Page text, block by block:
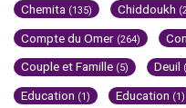
Chemita (135) Chiddoukh
Compte du Omer (264)
Couple et Famille (5) Deuil
Education (1) Education (1)